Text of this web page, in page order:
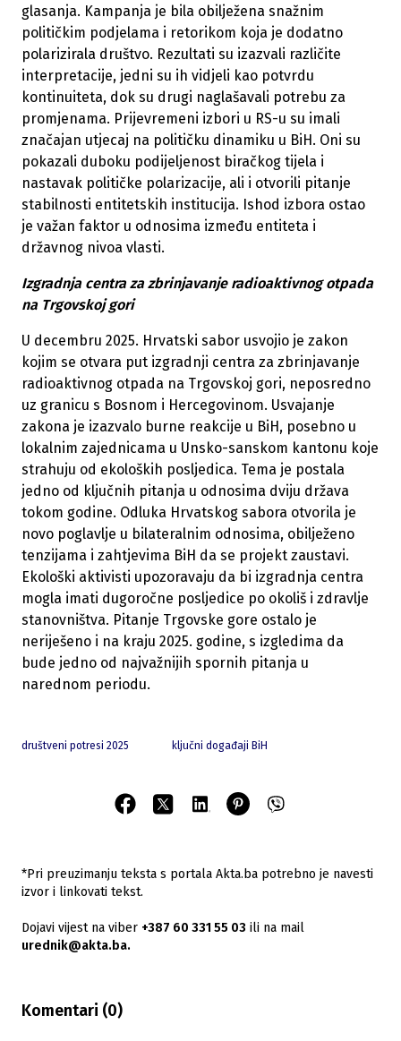
glasanja. Kampanja je bila obilježena snažnim
političkim podjelama i retorikom koja je dodatno
polarizirala društvo. Rezultati su izazvali različite
interpretacije, jedni su ih vidjeli kao potvrdu
kontinuiteta, dok su drugi naglašavali potrebu za
promjenama. Prijevremeni izbori u RS-u su imali
značajan utjecaj na političku dinamiku u BiH. Oni su
pokazali duboku podijeljenost biračkog tijela i
nastavak političke polarizacije, ali i otvorili pitanje
stabilnosti entitetskih institucija. Ishod izbora ostao
je važan faktor u odnosima između entiteta i
državnog nivoa vlasti.
Izgradnja centra za zbrinjavanje radioaktivnog otpada
na Trgovskoj gori
U decembru 2025. Hrvatski sabor usvojio je zakon
kojim se otvara put izgradnji centra za zbrinjavanje
radioaktivnog otpada na Trgovskoj gori, neposredno
uz granicu s Bosnom i Hercegovinom. Usvajanje
zakona je izazvalo burne reakcije u BiH, posebno u
lokalnim zajednicama u Unsko-sanskom kantonu koje
strahuju od ekoloških posljedica. Tema je postala
jedno od ključnih pitanja u odnosima dviju država
tokom godine. Odluka Hrvatskog sabora otvorila je
novo poglavlje u bilateralnim odnosima, obilježeno
tenzijama i zahtjevima BiH da se projekt zaustavi.
Ekološki aktivisti upozoravaju da bi izgradnja centra
mogla imati dugoročne posljedice po okoliš i zdravlje
stanovništva. Pitanje Trgovske gore ostalo je
neriješeno i na kraju 2025. godine, s izgledima da
bude jedno od najvažnijih spornih pitanja u
narednom periodu.
društveni potresi 2025 ključni događaji BiH
*Pri preuzimanju teksta s portala Akta.ba potrebno je navesti
izvor i linkovati tekst.
Dojavi vijest na viber +387 60 331 55 03 ili na mail
urednik@akta.ba.
Komentari (0)